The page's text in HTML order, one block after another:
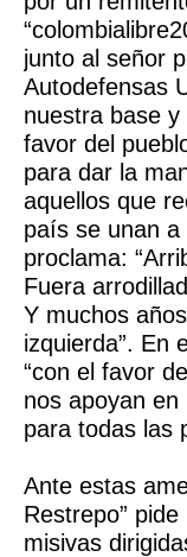
junto al señor
Autodefensas
nuestra base
favor del
para dar la
aquellos que
país se unan a
proclama:
Fuera
Y muchos
izquierda”. En
“con el favor
nos apoyan
para todas las
Ante estas
Restrepo”
misivas